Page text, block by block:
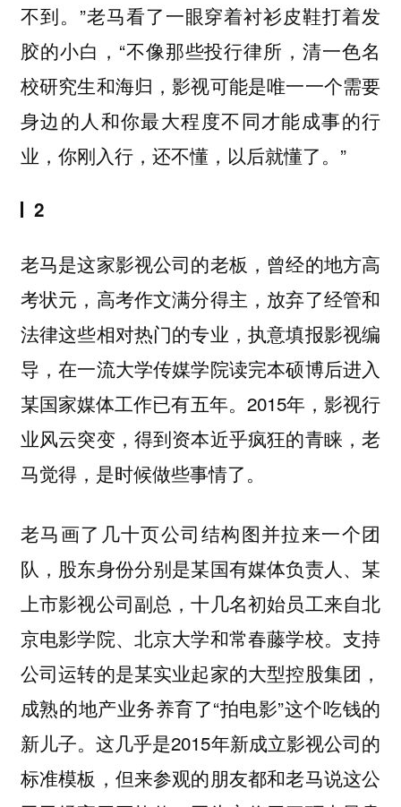
不到。”老马看了一眼穿着衬衫皮鞋打着发
胶的小白，“不像那些投行律所，清一色名
校研究生和海归，影视可能是唯一一个需要
身边的人和你最大程度不同才能成事的行
业，你刚入行，还不懂，以后就懂了。”
2
老马是这家影视公司的老板，曾经的地方高
考状元，高考作文满分得主，放弃了经管和
法律这些相对热门的专业，执意填报影视编
导，在一流大学传媒学院读完本硕博后进入
某国家媒体工作已有五年。2015年，影视行
业风云突变，得到资本近乎疯狂的青睐，老
马觉得，是时候做些事情了。
老马画了几十页公司结构图并拉来一个团
队，股东身份分别是某国有媒体负责人、某
上市影视公司副总，十几名初始员工来自北
京电影学院、北京大学和常春藤学校。支持
公司运转的是某实业起家的大型控股集团，
成熟的地产业务养育了“拍电影”这个吃钱的
新儿子。这几乎是2015年新成立影视公司的
标准模板，但来参观的朋友都和老马说这公